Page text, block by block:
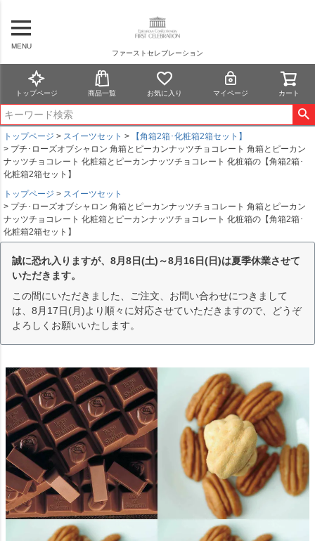
MENU
ファーストセレブレーション
トップページ 商品一覧 お気に入り マイページ カート
トップページ スイーツセット
【角箱2箱･化粧箱2箱セット】
プチ･ローズオブシャロン 角箱とピーカンナッツチョコレート 角箱とピーカン
ナッツチョコレート 化粧箱とピーカンナッツチョコレート 化粧箱の【角箱2箱･
化粧箱2箱セット】
トップページ
スイーツセット
プチ･ローズオブシャロン 角箱とピーカンナッツチョコレート 角箱とピーカン
ナッツチョコレート 化粧箱とピーカンナッツチョコレート 化粧箱の【角箱2箱･
化粧箱2箱セット】
誠に恐れ入りますが、8月8日(土)～8月16日(日)は夏季休業させて
いただきます。
この間にいただきました、ご注文、お問い合わせにつきまして
は、8月17日(月)より順々に対応させていただきますので、どうぞ
よろしくお願いいたします。